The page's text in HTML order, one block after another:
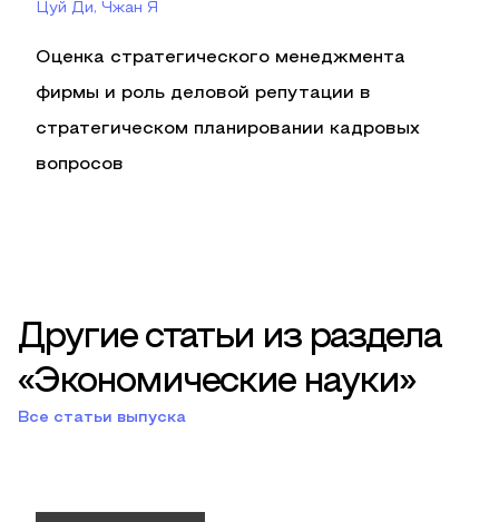
Цуй Ди, Чжан Я
Оценка стратегического менеджмента
фирмы и роль деловой репутации в
стратегическом планировании кадровых
вопросов
Другие статьи из раздела
«Экономические науки»
Все статьи выпуска